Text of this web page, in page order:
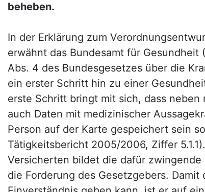
beheben.
In der Erklärung zum
erwähnt das Bundesamt für Gesundheit
Abs. 4 des Bundesgesetzes über die
ein erster Schritt hin zu einer
erste Schritt bringt mit sich, dass neben
auch Daten mit medizinischer
Person auf der Karte gespeichert sein
Tätigkeitsbericht 2005/2006, Ziffer
Versicherten bildet die dafür
die Forderung des Gesetzgebers. Damit